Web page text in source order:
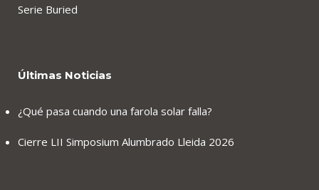
Serie Buried
Últimas Noticias
¿Qué pasa cuando una farola solar falla?
Cierre LII Simposium Alumbrado Lleida 2026